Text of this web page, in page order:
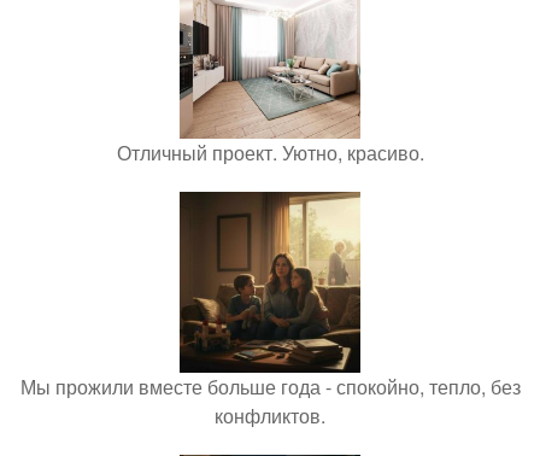
Отличный проект. Уютно, красиво.
Мы прожили вместе больше года - спокойно, тепло, без
конфликтов.